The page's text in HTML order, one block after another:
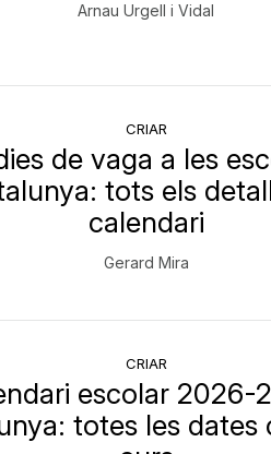
Arnau Urgell i Vidal
CRIAR
de vaga a les
tots els
calendari
Gerard Mira
CRIAR
escolar 2026-
totes les dates